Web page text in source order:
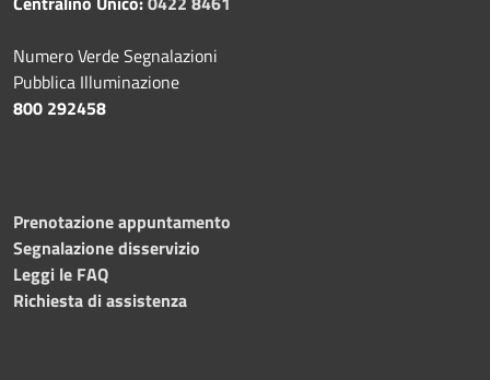
Numero Verde Segnalazioni
Pubblica Illuminazione
800 292458
Prenotazione appuntamento
Segnalazione disservizio
Leggi le FAQ
Richiesta di assistenza